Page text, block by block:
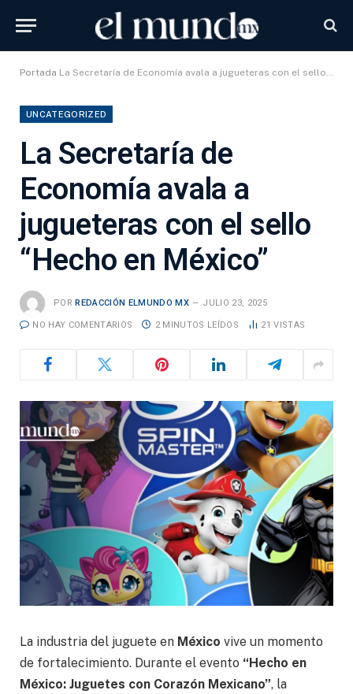
Portada La Secretaría de Economía avala a jugueteras con el sello “Hecho en México”
UNCATEGORIZED
La Secretaría de
Economía avala a
jugueteras con el sello
“Hecho en México”
POR REDACCIÓN ELMUNDO MX JULIO 23, 2025
NO HAY COMENTARIOS 2 MINUTOS LEÍDOS 21VISTAS
La industria del juguete en México vive un momento
de fortalecimiento. Durante el evento “Hecho en
México: Juguetes con Corazón Mexicano”, la